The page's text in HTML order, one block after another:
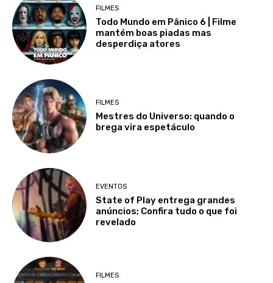
FILMES
Todo Mundo em Pânico 6 | Filme
mantém boas piadas mas
desperdiça atores
FILMES
Mestres do Universo: quando o
brega vira espetáculo
EVENTOS
State of Play entrega grandes
anúncios; Confira tudo o que foi
revelado
FILMES